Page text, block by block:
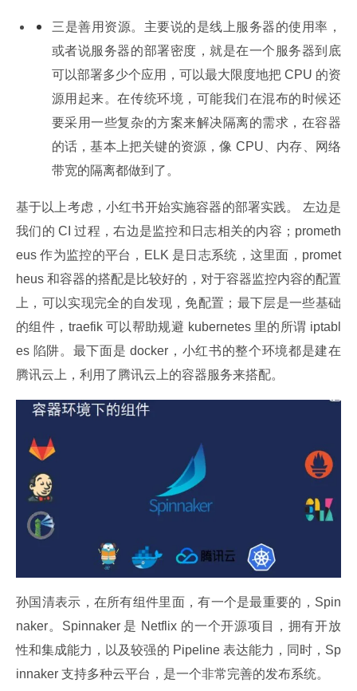
三是善用资源。主要说的是线上服务器的使用率，
或者说服务器的部署密度，就是在一个服务器到底
可以部署多少个应用，可以最大限度地把 CPU 的资
源用起来。在传统环境，可能我们在混布的时候还
要采用一些复杂的方案来解决隔离的需求，在容器
的话，基本上把关键的资源，像 CPU、内存、网络
带宽的隔离都做到了。
基于以上考虑，小红书开始实施容器的部署实践。 左边是
我们的 CI 过程，右边是监控和日志相关的内容；prometh
eus 作为监控的平台，ELK 是日志系统，这里面，promet
heus 和容器的搭配是比较好的，对于容器监控内容的配置
上，可以实现完全的自发现，免配置；最下层是一些基础
的组件，traefik 可以帮助规避 kubernetes 里的所谓 iptabl
es 陷阱。最下面是 docker，小红书的整个环境都是建在
腾讯云上，利用了腾讯云上的容器服务来搭配。
孙国清表示，在所有组件里面，有一个是最重要的，Spin
naker。Spinnaker 是 Netflix 的一个开源项目，拥有开放
性和集成能力，以及较强的 Pipeline 表达能力，同时，Sp
innaker 支持多种云平台，是一个非常完善的发布系统。